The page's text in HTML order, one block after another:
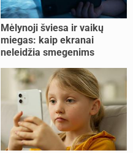
Mėlynoji šviesa ir vaikų
miegas: kaip ekranai
neleidžia smegenims